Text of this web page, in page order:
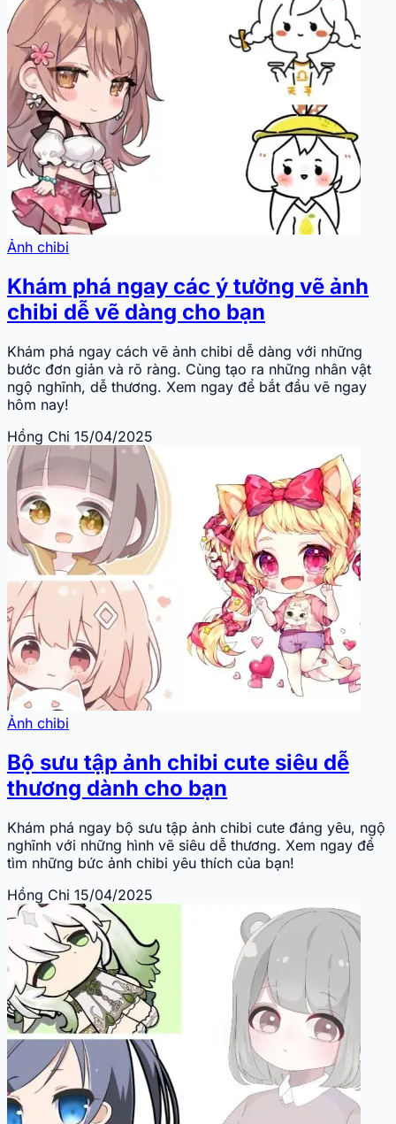
Ảnh chibi
Khám phá ngay các ý tưởng vẽ ảnh
chibi dễ vẽ dàng cho bạn
Khám phá ngay cách vẽ ảnh chibi dễ dàng với những
bước đơn giản và rõ ràng. Cùng tạo ra những nhân vật
ngộ nghĩnh, dễ thương. Xem ngay để bắt đầu vẽ ngay
hôm nay!
Hồng Chi 15/04/2025
Ảnh chibi
Bộ sưu tập ảnh chibi cute siêu dễ
thương dành cho bạn
Khám phá ngay bộ sưu tập ảnh chibi cute đáng yêu, ngộ
nghĩnh với những hình vẽ siêu dễ thương. Xem ngay để
tìm những bức ảnh chibi yêu thích của bạn!
Hồng Chi 15/04/2025